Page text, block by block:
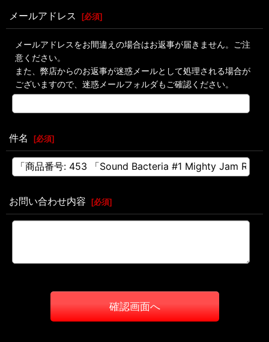
メールアドレス [必須]
メールアドレスをお間違えの場合はお返事が届きません。ご注
意ください。
また、弊店からのお返事が迷惑メールとして処理される場合が
ございますので、迷惑メールフォルダもご確認ください。
件名 [必須]
お問い合わせ内容 [必須]
確認画面へ